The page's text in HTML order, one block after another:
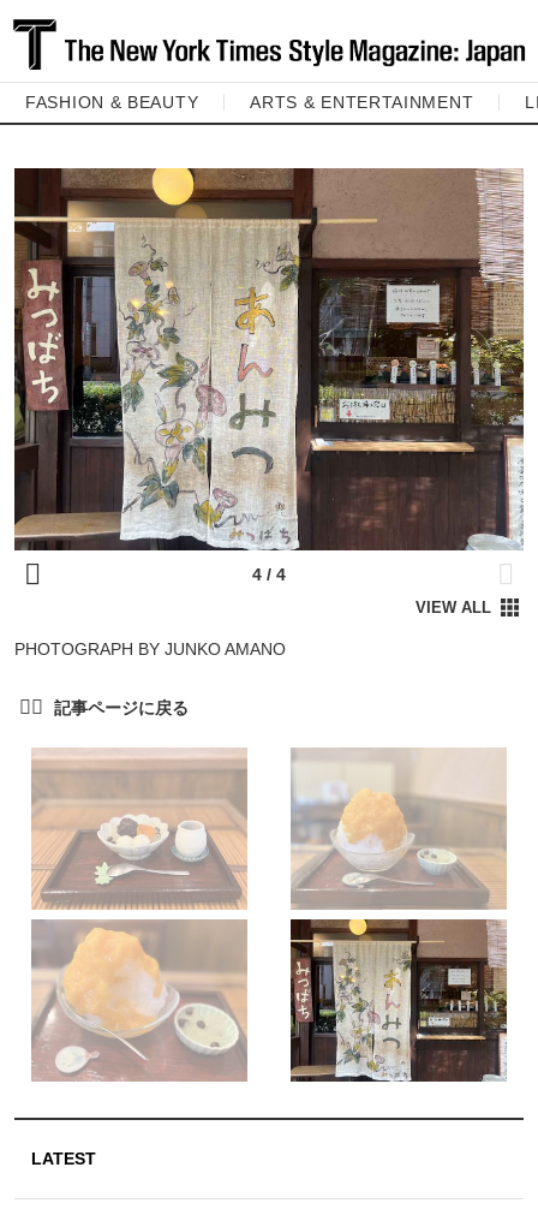
FASHION & BEAUTY ARTS & ENTERTAINMENT
PHOTOGRAPH BY JUNKO AMANO
LATEST